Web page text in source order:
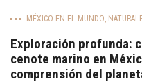
MÉXICO EN EL MUNDO,
Exploración profunda:
cenote marino en
comprensión del